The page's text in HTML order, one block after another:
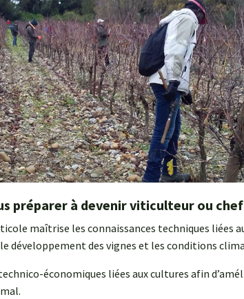
préparer à devenir viticulteur ou
maîtrise les connaissances techniques liées
développement des vignes et les conditions
économiques liées aux cultures afin